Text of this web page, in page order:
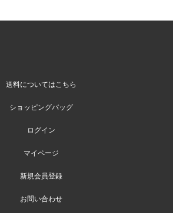
送料についてはこちら
ショッピングバッグ
ログイン
マイページ
新規会員登録
お問い合わせ